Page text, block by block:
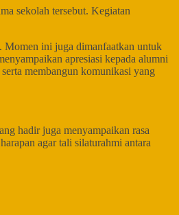
sekolah tersebut. Kegiatan
Momen ini juga dimanfaatkan untuk
apresiasi kepada alumni
membangun komunikasi yang
hadir juga menyampaikan rasa
agar tali silaturahmi antara